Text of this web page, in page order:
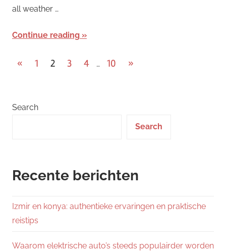
all weather …
Continue reading
Posts
« Previous
1 2 3 4 … 10
Next
»
Search
Search
Recente berichten
Izmir en konya: authentieke ervaringen en praktische
reistips
Waarom elektrische auto’s steeds populairder worden